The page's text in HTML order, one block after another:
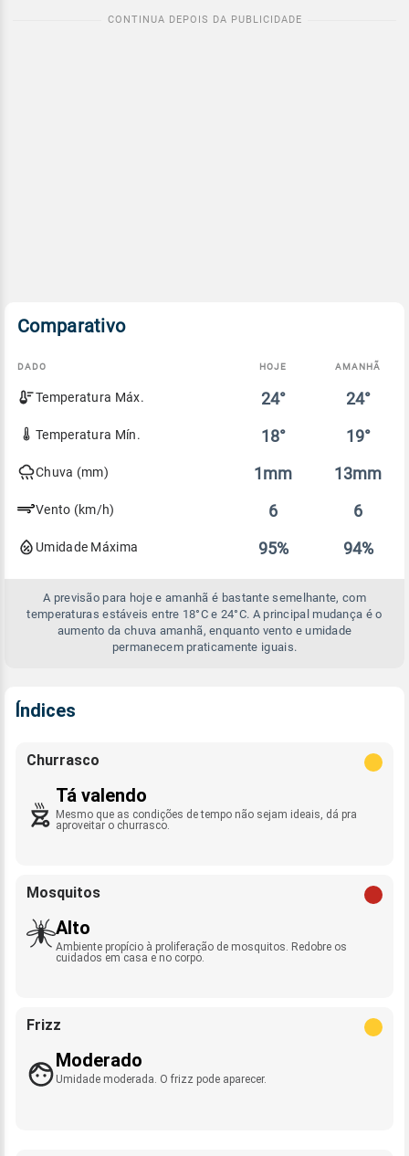
Comparativo
Comparativo
entre
previsão
hoje
DADO HOJE AMANHÃ
Temperatura Máx. 24° 24°
Temperatura Mín. 18° 19°
Chuva (mm) 1mm 13mm
Vento (km/h) 6 6
Umidade Máxima 95% 94%
A previsão para hoje e amanhã é bastante semelhante, com
temperaturas estáveis entre 18°C e 24°C. A principal mudança é o
aumento da chuva amanhã, enquanto vento e umidade
permanecem praticamente iguais.
Índices
Churrasco
Tá valendo
Mesmo que as condições de tempo não sejam ideais, dá pra
aproveitar o churrasco.
Mosquitos
Alto
Ambiente propício à proliferação de mosquitos. Redobre os
cuidados em casa e no corpo.
Frizz
Moderado
Umidade moderada. O frizz pode aparecer.